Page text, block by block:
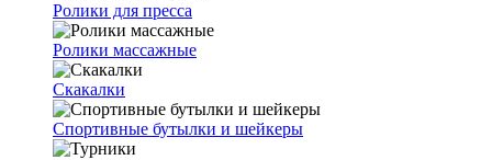
Ролики для пресса
Ролики массажные
Скакалки
Спортивные бутылки и шейкеры